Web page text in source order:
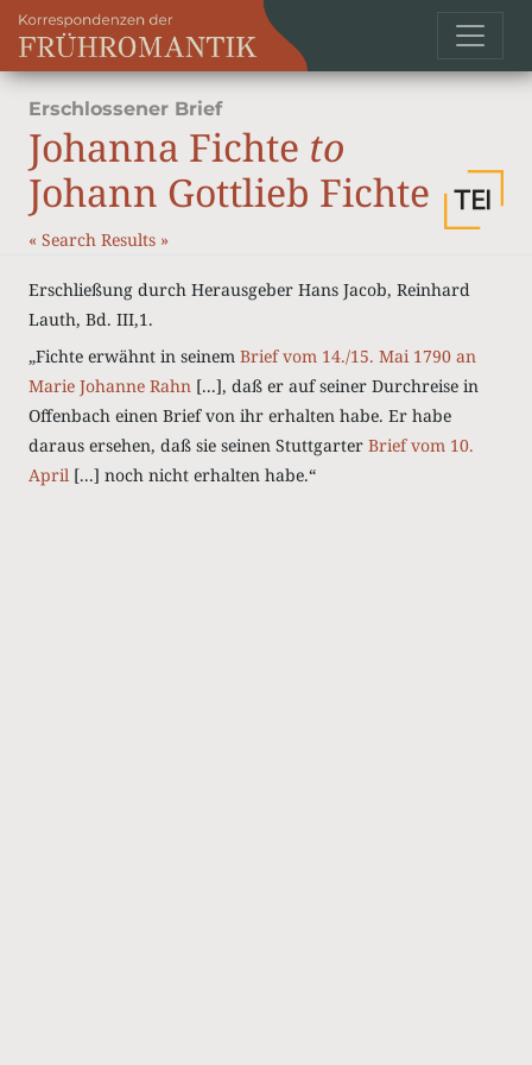
Erschlossener Brief
Johanna Fichte to
Johann Gottlieb Fichte
« Search Results »
Erschließung durch Herausgeber Hans Jacob, Reinhard
Lauth, Bd. III,1.
„Fichte erwähnt in seinem Brief vom 14./15. Mai 1790 an
Marie Johanne Rahn [...], daß er auf seiner Durchreise in
Offenbach einen Brief von ihr erhalten habe. Er habe
daraus ersehen, daß sie seinen Stuttgarter Brief vom 10.
April [...] noch nicht erhalten habe.“